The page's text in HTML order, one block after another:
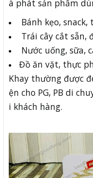
à phát sản phẩm
Bánh kẹo,
Trái cây cắt sẵn,
Nước uống, sữa,
Đồ ăn vặt, thực
Khay thường được
ện cho PG, PB di
i khách hàng.